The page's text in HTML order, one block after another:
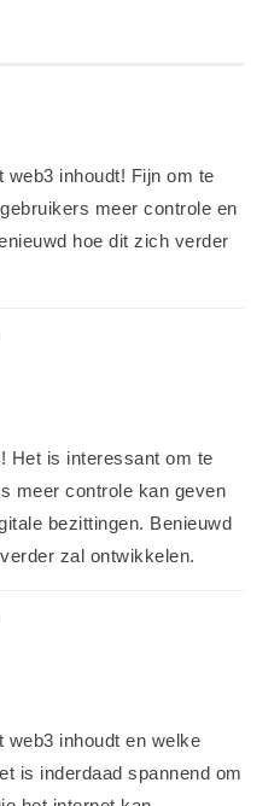
web3 inhoudt! Fijn om te
meer controle en
hoe dit zich verder
Het is interessant om te
meer controle kan geven
bezittingen. Benieuwd
zal ontwikkelen.
web3 inhoudt en welke
is inderdaad spannend om